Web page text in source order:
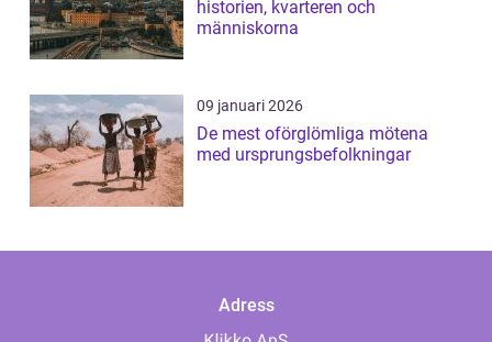
historien, kvarteren och
människorna
09 januari 2026
De mest oförglömliga mötena
med ursprungsbefolkningar
Adress